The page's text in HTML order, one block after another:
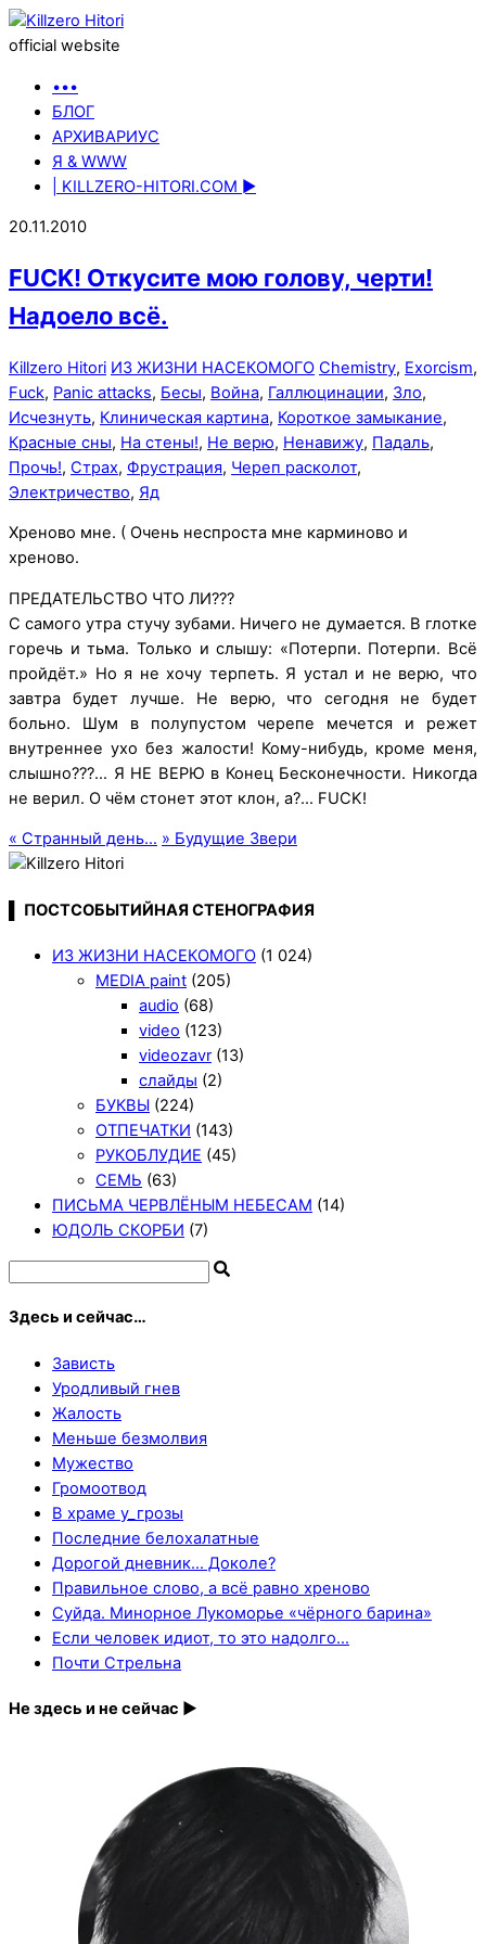
official website
•••
БЛОГ
АРХИВАРИУС
Я & WWW
| KILLZERO-HITORI.COM ►
20.11.2010
FUCK! Откусите мою голову, черти!
Надоело всё.
Killzero Hitori ИЗ ЖИЗНИ НАСЕКОМОГО Chemistry, Exorcism,
Fuck, Panic attacks, Бесы, Война, Галлюцинации, Зло,
Исчезнуть, Клиническая картина, Короткое замыкание,
Красные сны, На стены!, Не верю, Ненавижу, Падаль,
Прочь!, Страх, Фрустрация, Череп расколот,
Электричество, Яд
Хреново мне. ( Очень неспроста мне карминово и
хреново.
ПРЕДАТЕЛЬСТВО ЧТО ЛИ???
С самого утра стучу зубами. Ничего не думается. В глотке
горечь и тьма. Только и слышу: «Потерпи. Потерпи. Всё
пройдёт.» Но я не хочу терпеть. Я устал и не верю, что
завтра будет лучше. Не верю, что сегодня не будет
больно. Шум в полупустом черепе мечется и режет
внутреннее ухо без жалости! Кому-нибудь, кроме меня,
слышно???… Я НЕ ВЕРЮ в Конец Бесконечности. Никогда
не верил. О чём стонет этот клон, а?… FUCK!
« Странный день… » Будущие Звери
▌ ПОСТСОБЫТИЙНАЯ СТЕНОГРАФИЯ
ИЗ ЖИЗНИ НАСЕКОМОГО (1 024)
MEDIA paint (205)
audio (68)
video (123)
videozavr (13)
слайды (2)
БУКВЫ (224)
ОТПЕЧАТКИ (143)
РУКОБЛУДИЕ (45)
СЕМЬ (63)
ПИСЬМА ЧЕРВЛЁНЫМ НЕБЕСАМ (14)
ЮДОЛЬ СКОРБИ (7)
Здесь и сейчас…
Зависть
Уродливый гнев
Жалость
Меньше безмолвия
Мужество
Громоотвод
В храме у_грозы
Последние белохалатные
Дорогой дневник… Доколе?
Правильное слово, а всё равно хреново
Суйда. Минорное Лукоморье «чёрного барина»
Если человек идиот, то это надолго…
Почти Стрельна
Не здесь и не сейчас ►